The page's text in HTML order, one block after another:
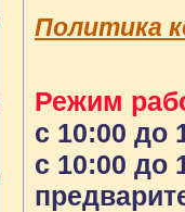
Политика
Режим
с 10:00 до
с 10:00 до